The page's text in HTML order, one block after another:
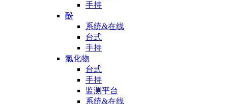
手持
酚
系统&在线
台式
手持
氯化物
台式
手持
监测平台
系统&在线